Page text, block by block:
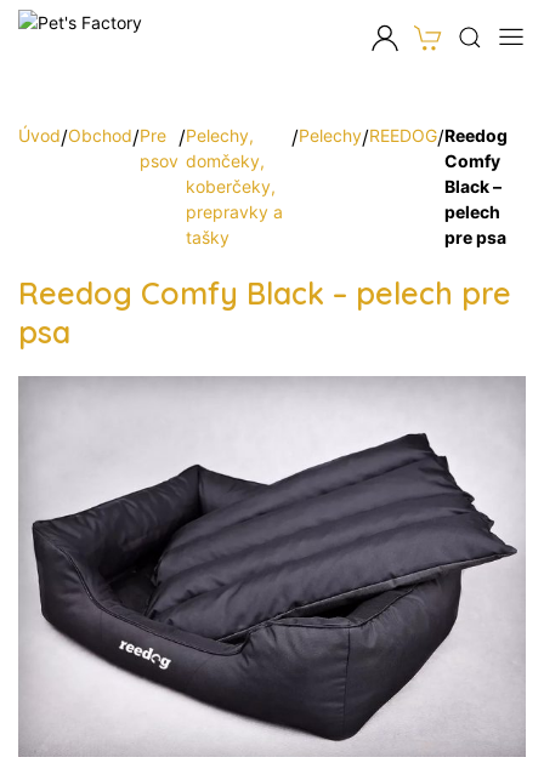
Úvod/Obchod/Pre
psov
/Pelechy,
domčeky,
koberčeky,
prepravky a
tašky
/Pelechy/REEDOG/Reedog
Comfy
Black –
pelech
pre psa
Reedog Comfy Black – pelech pre
psa